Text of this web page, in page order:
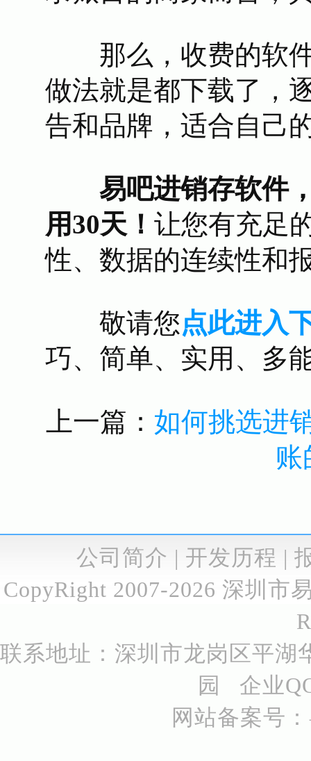
那么，收费的软件
做法就是都下载了，
告和品牌，适合自己
易吧进销存软件
用30天！ 让您有充足
性、数据的连续性和
敬请您点此进入
巧、简单、实用、多
上一篇： 如何挑选进
账
公司简介 | 开发历程 |
CopyRight 2007-2026 深圳市
联系地址：深圳市龙岗区平湖
园 企业
网站备案号：